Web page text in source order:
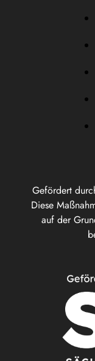
Gefördert
Diese
auf der